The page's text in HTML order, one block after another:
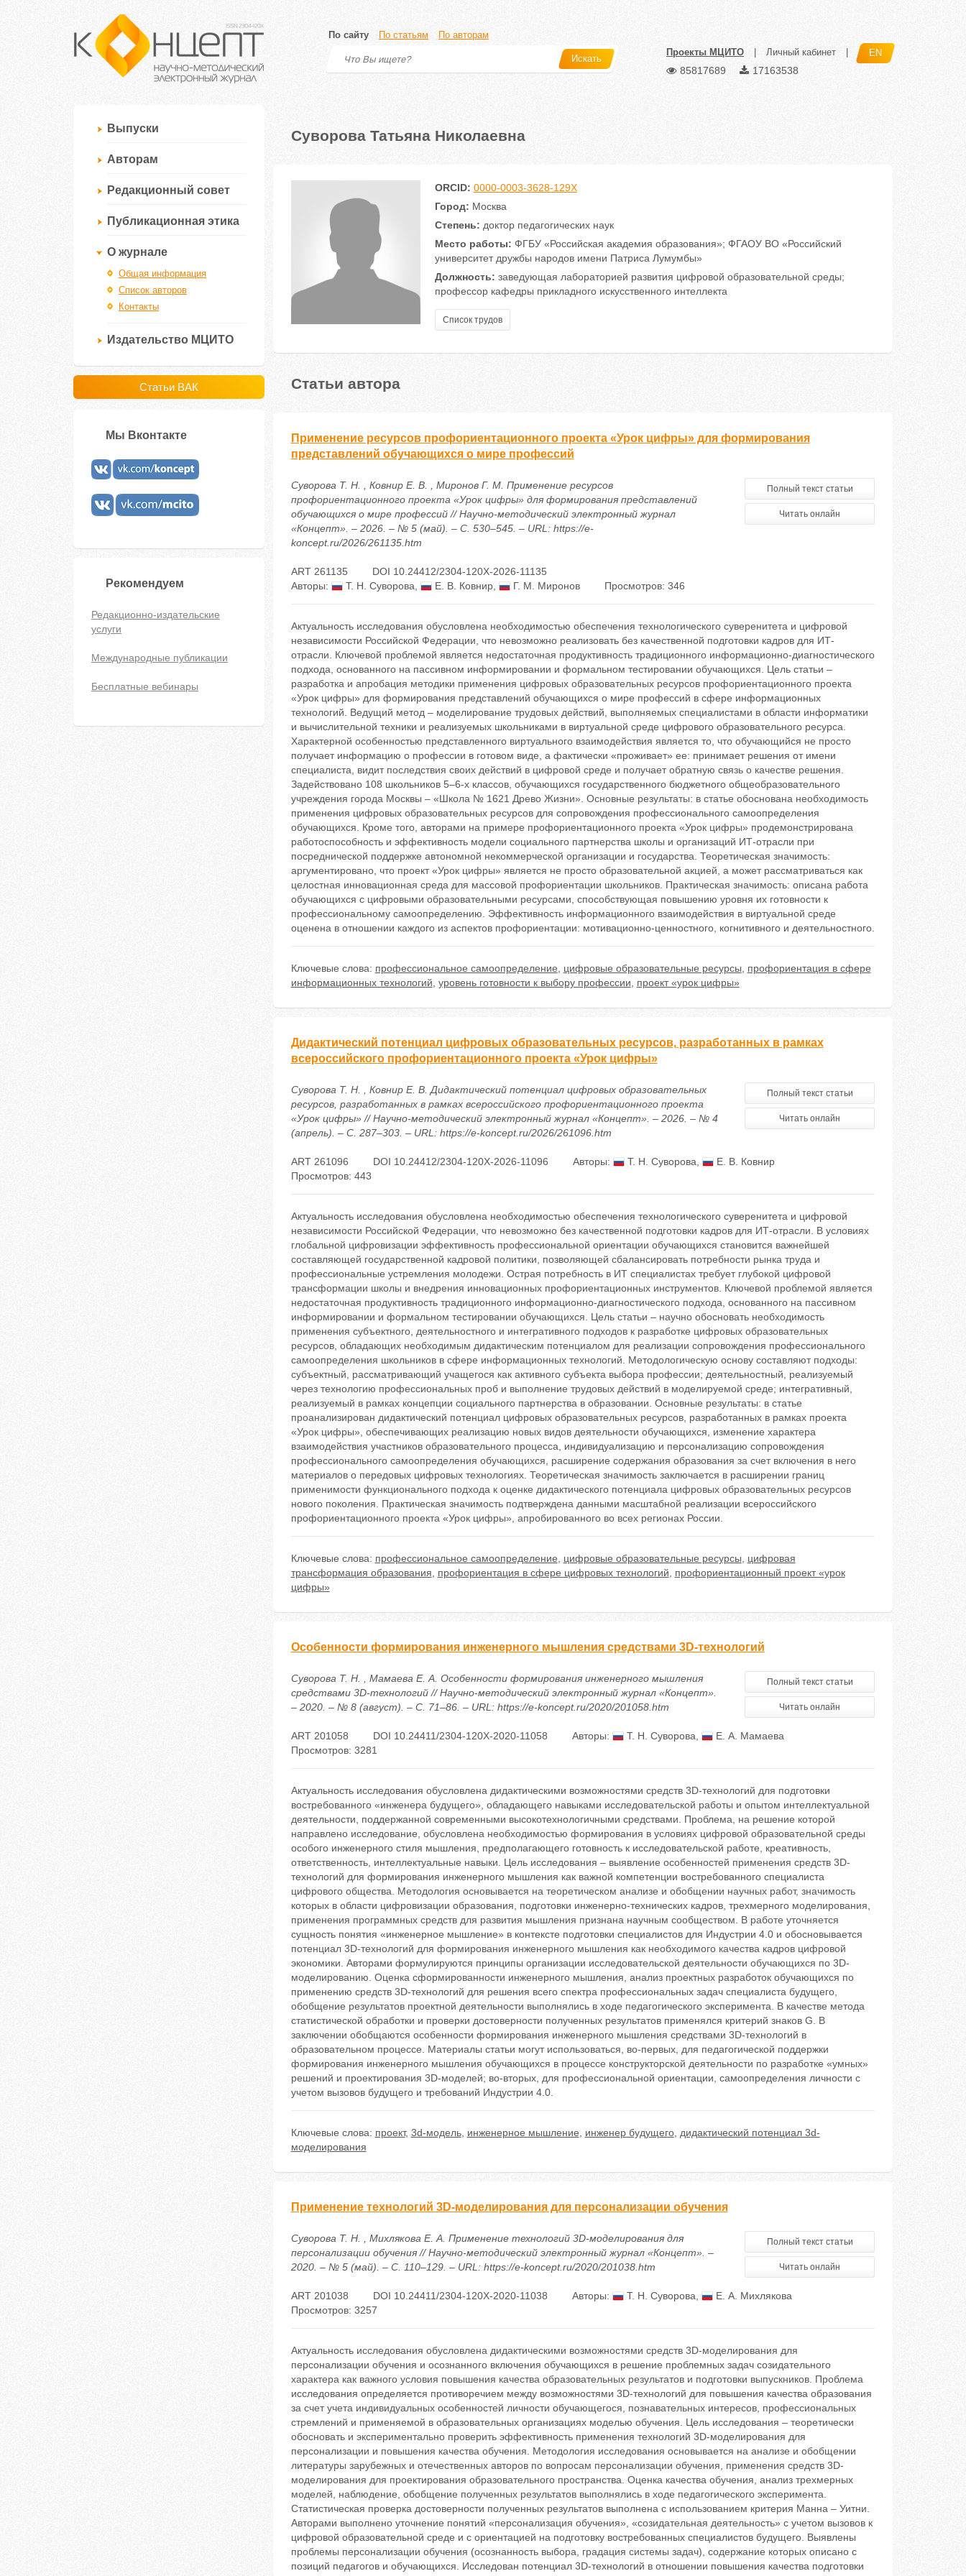
По сайту По статьям По авторам
Искать
Проекты МЦИТО Личный кабинет EN
85817689 17163538
Выпуски
Авторам
Редакционный совет
Публикационная этика
О журнале
Общая информация
Список авторов
Контакты
Издательство МЦИТО
Статьи ВАК
Мы Вконтакте
Рекомендуем
Редакционно-издательские
услуги
Международные публикации
Бесплатные вебинары
Суворова Татьяна Николаевна
ORCID: 0000-0003-3628-129X
Город: Москва
Степень: доктор педагогических наук
Место работы: ФГБУ «Российская академия образования»; ФГАОУ ВО «Российский
университет дружбы народов имени Патриса Лумумбы»
Должность: заведующая лабораторией развития цифровой образовательной среды;
профессор кафедры прикладного искусственного интеллекта
Список трудов
Статьи автора
Применение ресурсов профориентационного проекта «Урок цифры» для формирования
представлений обучающихся о мире профессий
Суворова Т. Н. , Ковнир Е. В. , Миронов Г. М. Применение ресурсов
профориентационного проекта «Урок цифры» для формирования представлений
обучающихся о мире профессий // Научно-методический электронный журнал
«Концепт». – 2026. – № 5 (май). – С. 530–545. – URL: https://e-
koncept.ru/2026/261135.htm
Полный текст статьи
Читать онлайн
ART 261135
DOI 10.24412/2304-120X-2026-11135
Авторы:
Т. Н. Суворова Е. В. Ковнир, Г. М. Миронов Просмотров: 346
Актуальность исследования обусловлена необходимостью обеспечения технологического суверенитета и цифровой
независимости Российской Федерации, что невозможно реализовать без качественной подготовки кадров для ИТ-
отрасли. Ключевой проблемой является недостаточная продуктивность традиционного информационно-диагностического
подхода, основанного на пассивном информировании и формальном тестировании обучающихся. Цель статьи –
разработка и апробация методики применения цифровых образовательных ресурсов профориентационного проекта
«Урок цифры» для формирования представлений обучающихся о мире профессий в сфере информационных
технологий. Ведущий метод – моделирование трудовых действий, выполняемых специалистами в области информатики
и вычислительной техники и реализуемых школьниками в виртуальной среде цифрового образовательного ресурса.
Характерной особенностью представленного виртуального взаимодействия является то, что обучающийся не просто
получает информацию о профессии в готовом виде, а фактически «проживает» еe: принимает решения от имени
специалиста, видит последствия своих действий в цифровой среде и получает обратную связь о качестве решения.
Задействовано 108 школьников 5–6-х классов, обучающихся государственного бюджетного общеобразовательного
учреждения города Москвы – «Школа № 1621 Древо Жизни». Основные результаты: в статье обоснована необходимость
применения цифровых образовательных ресурсов для сопровождения профессионального самоопределения
обучающихся. Кроме того, авторами на примере профориентационного проекта «Урок цифры» продемонстрирована
работоспособность и эффективность модели социального партнерства школы и организаций ИТ-отрасли при
посреднической поддержке автономной некоммерческой организации и государства. Теоретическая значимость:
аргументировано, что проект «Урок цифры» является не просто образовательной акцией, а может рассматриваться как
целостная инновационная среда для массовой профориентации школьников. Практическая значимость: описана работа
обучающихся с цифровыми образовательными ресурсами, способствующая повышению уровня их готовности к
профессиональному самоопределению. Эффективность информационного взаимодействия в виртуальной среде
оценена в отношении каждого из аспектов профориентации: мотивационно-ценностного, когнитивного и деятельностного.
Ключевые слова: профессиональное самоопределение цифровые образовательные ресурсы
профориентация в сфере
информационных технологий уровень готовности к выбору профессии проект «урок цифры»
Дидактический потенциал цифровых образовательных ресурсов, разработанных в рамках
всероссийского профориентационного проекта «Урок цифры»
Суворова Т. Н. , Ковнир Е. В. Дидактический потенциал цифровых образовательных
ресурсов, разработанных в рамках всероссийского профориентационного проекта
«Урок цифры» // Научно-методический электронный журнал «Концепт». – 2026. – № 4
(апрель). – С. 287–303. – URL: https://e-koncept.ru/2026/261096.htm
Полный текст статьи
Читать онлайн
ART 261096 DOI 10.24412/2304-120X-2026-11096 Авторы: Т. Н. Суворова
Е. В. Ковнир
Просмотров: 443
Актуальность исследования обусловлена необходимостью обеспечения технологического суверенитета и цифровой
независимости Российской Федерации, что невозможно без качественной подготовки кадров для ИТ-отрасли. В условиях
глобальной цифровизации эффективность профессиональной ориентации обучающихся становится важнейшей
составляющей государственной кадровой политики, позволяющей сбалансировать потребности рынка труда и
профессиональные устремления молодежи. Острая потребность в ИТ специалистах требует глубокой цифровой
трансформации школы и внедрения инновационных профориентационных инструментов. Ключевой проблемой является
недостаточная продуктивность традиционного информационно-диагностического подхода, основанного на пассивном
информировании и формальном тестировании обучающихся. Цель статьи – научно обосновать необходимость
применения субъектного, деятельностного и интегративного подходов к разработке цифровых образовательных
ресурсов, обладающих необходимым дидактическим потенциалом для реализации сопровождения профессионального
самоопределения школьников в сфере информационных технологий. Методологическую основу составляют подходы:
субъектный, рассматривающий учащегося как активного субъекта выбора профессии; деятельностный, реализуемый
через технологию профессиональных проб и выполнение трудовых действий в моделируемой среде; интегративный,
реализуемый в рамках концепции социального партнерства в образовании. Основные результаты: в статье
проанализирован дидактический потенциал цифровых образовательных ресурсов, разработанных в рамках проекта
«Урок цифры», обеспечивающих реализацию новых видов деятельности обучающихся, изменение характера
взаимодействия участников образовательного процесса, индивидуализацию и персонализацию сопровождения
профессионального самоопределения обучающихся, расширение содержания образования за счет включения в него
материалов о передовых цифровых технологиях. Теоретическая значимость заключается в расширении границ
применимости функционального подхода к оценке дидактического потенциала цифровых образовательных ресурсов
нового поколения. Практическая значимость подтверждена данными масштабной реализации всероссийского
профориентационного проекта «Урок цифры», апробированного во всех регионах России.
Ключевые слова: профессиональное самоопределение цифровые образовательные ресурсы
цифровая
трансформация образования
профориентация в сфере цифровых технологий
профориентационный проект «урок
цифры»
Особенности формирования инженерного мышления средствами 3D-технологий
Суворова Т. Н. , Мамаева Е. А. Особенности формирования инженерного мышления
средствами 3D-технологий // Научно-методический электронный журнал «Концепт».
– 2020. – № 8 (август). – С. 71–86. – URL: https://e-koncept.ru/2020/201058.htm
Полный текст статьи
Читать онлайн
ART 201058 DOI 10.24411/2304-120X-2020-11058 Авторы: Т. Н. Суворова
Е. А. Мамаева
Просмотров: 3281
Актуальность исследования обусловлена дидактическими возможностями средств 3D-технологий для подготовки
востребованного «инженера будущего», обладающего навыками исследовательской работы и опытом интеллектуальной
деятельности, поддержанной современными высокотехнологичными средствами. Проблема, на решение которой
направлено исследование, обусловлена необходимостью формирования в условиях цифровой образовательной среды
особого инженерного стиля мышления, предполагающего готовность к исследовательской работе, креативность,
ответственность, интеллектуальные навыки. Цель исследования – выявление особенностей применения средств 3D-
технологий для формирования инженерного мышления как важной компетенции востребованного специалиста
цифрового общества. Методология основывается на теоретическом анализе и обобщении научных работ, значимость
которых в области цифровизации образования, подготовки инженерно-технических кадров, трехмерного моделирования,
применения программных средств для развития мышления признана научным сообществом. В работе уточняется
сущность понятия «инженерное мышление» в контексте подготовки специалистов для Индустрии 4.0 и обосновывается
потенциал 3D-технологий для формирования инженерного мышления как необходимого качества кадров цифровой
экономики. Авторами формулируются принципы организации исследовательской деятельности обучающихся по 3D-
моделированию. Оценка сформированности инженерного мышления, анализ проектных разработок обучающихся по
применению средств 3D-технологий для решения всего спектра профессиональных задач специалиста будущего,
обобщение результатов проектной деятельности выполнялись в ходе педагогического эксперимента. В качестве метода
статистической обработки и проверки достоверности полученных результатов применялся критерий знаков G. В
заключении обобщаются особенности формирования инженерного мышления средствами 3D-технологий в
образовательном процессе. Материалы статьи могут использоваться, во-первых, для педагогической поддержки
формирования инженерного мышления обучающихся в процессе конструкторской деятельности по разработке «умных»
решений и проектирования 3D-моделей; во-вторых, для профессиональной ориентации, самоопределения личности с
учетом вызовов будущего и требований Индустрии 4.0.
Ключевые слова: проект, 3d-модель, инженерное мышление инженер будущего, дидактический потенциал 3d-
моделирования
Применение технологий 3D-моделирования для персонализации обучения
Суворова Т. Н. , Михлякова Е. А. Применение технологий 3D-моделирования для
персонализации обучения // Научно-методический электронный журнал «Концепт». –
2020. – № 5 (май). – С. 110–129. – URL: https://e-koncept.ru/2020/201038.htm
Полный текст статьи
Читать онлайн
ART 201038 DOI 10.24411/2304-120X-2020-11038 Авторы: Т. Н. Суворова
Е. А. Михлякова
Просмотров: 3257
Актуальность исследования обусловлена дидактическими возможностями средств 3D-моделирования для
персонализации обучения и осознанного включения обучающихся в решение проблемных задач созидательного
характера как важного условия повышения качества образовательных результатов и подготовки выпускников. Проблема
исследования определяется противоречием между возможностями 3D-технологий для повышения качества образования
за счет учета индивидуальных особенностей личности обучающегося, познавательных интересов, профессиональных
стремлений и применяемой в образовательных организациях моделью обучения. Цель исследования – теоретически
обосновать и экспериментально проверить эффективность применения технологий 3D-моделирования для
персонализации и повышения качества обучения. Методология исследования основывается на анализе и обобщении
литературы зарубежных и отечественных авторов по вопросам персонализации обучения, применения средств 3D-
моделирования для проектирования образовательного пространства. Оценка качества обучения, анализ трехмерных
моделей, наблюдение, обобщение полученных результатов выполнялись в ходе педагогического эксперимента.
Статистическая проверка достоверности полученных результатов выполнена с использованием критерия Манна – Уитни.
Авторами выполнено уточнение понятий «персонализация обучения», «созидательная деятельность» с учетом вызовов к
цифровой образовательной среде и с ориентацией на подготовку востребованных специалистов будущего. Выявлены
проблемы персонализации обучения (осознанность выбора, градация системы задач), содержание которых описано с
позиций педагогов и обучающихся. Исследован потенциал 3D-технологий в отношении повышения качества подготовки